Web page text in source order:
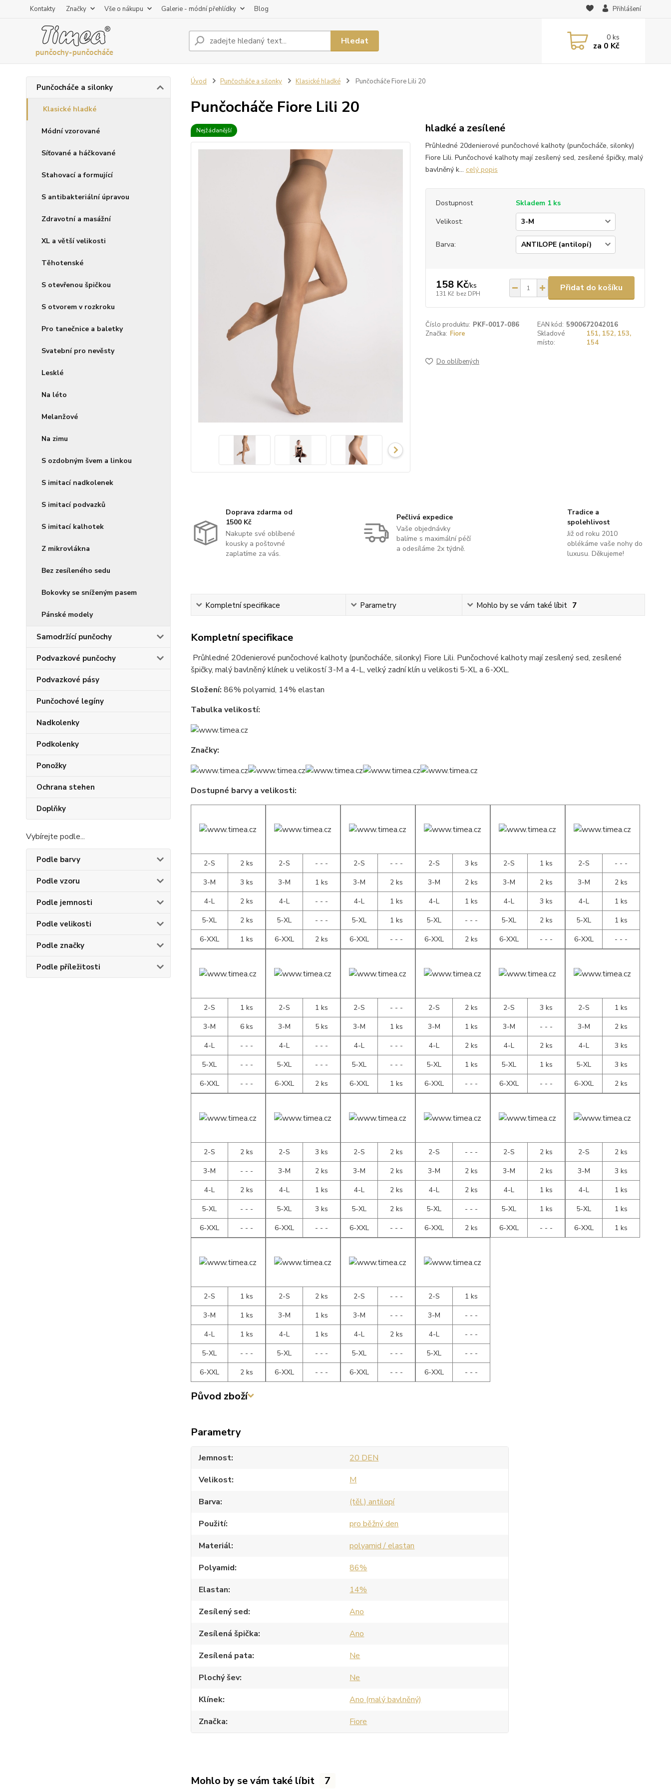
Kontakty Značky Vše o nákupu Galerie - módní přehlídky Blog Přihlášení
Hledat 0ks
za 0 Kč
Punčocháče a silonky
Klasické hladké
Módní vzorované
Síťované a háčkované
Stahovací a formující
S antibakteriální úpravou
Zdravotní a masážní
XL a větší velikosti
Těhotenské
S otevřenou špičkou
S otvorem v rozkroku
Pro tanečnice a baletky
Svatební pro nevěsty
Lesklé
Na léto
Melanžové
Na zimu
S ozdobným švem a linkou
S imitací nadkolenek
S imitací podvazků
S imitací kalhotek
Z mikrovlákna
Bez zesíleného sedu
Bokovky se sníženým pasem
Pánské modely
Samodržící punčochy
Podvazkové punčochy
Podvazkové pásy
Punčochové legíny
Nadkolenky
Podkolenky
Ponožky
Ochrana stehen
Doplňky
Vybírejte podle...
Podle barvy
Podle vzoru
Podle jemnosti
Podle velikosti
Podle značky
Podle příležitosti
Úvod Punčocháče a silonky Klasické hladké Punčocháče Fiore Lili 20
Punčocháče Fiore Lili 20
Nejžádanější hladké a zesílené
Průhledné 20denierové punčochové kalhoty (punčocháče, silonky)
Fiore Lili. Punčochové kalhoty mají zesílený sed, zesílené špičky, malý
bavlněný k... celý popis
Dostupnost
Skladem 1 ks
Velikost:
Barva:
158 Kč/ks
131 Kč bez DPH
Přidat do košíku
Číslo produktu: PKF-0017-086 EAN kód: 5900672042016
Značka: Fiore
Skladové
místo:
151, 152, 153,
154
Do oblíbených
Doprava zdarma od
1500 Kč
Nakupte své oblíbené
kousky a poštovné
zaplatíme za vás.
Pečlivá expedice
Vaše objednávky
balíme s maximální péčí
a odesíláme 2x týdně.
Tradice a
spolehlivost
Již od roku 2010
oblékáme vaše nohy do
luxusu. Děkujeme!
Kompletní specifikace Parametry Mohlo by se vám také líbit 7
Kompletní specifikace
Průhledné 20denierové punčochové kalhoty (punčocháče, silonky) Fiore Lili. Punčochové kalhoty mají zesílený sed, zesílené
špičky, malý bavlněný klínek u velikostí 3-M a 4-L, velký zadní klín u velikosti 5-XL a 6-XXL.
Složení: 86% polyamid, 14% elastan
Tabulka velikostí:
Značky:
Dostupné barvy a velikosti:
2-S
2 ks
3-M
3 ks
4-L
2 ks
5-XL
2 ks
6-XXL
1 ks
2-S
- - -
3-M
1 ks
4-L
- - -
5-XL
- - -
6-XXL
2 ks
2-S
- - -
3-M
2 ks
4-L
1 ks
5-XL
1 ks
6-XXL
- - -
2-S
3 ks
3-M
2 ks
4-L
1 ks
5-XL
- - -
6-XXL
2 ks
2-S
1 ks
3-M
2 ks
4-L
3 ks
5-XL
2 ks
6-XXL
- - -
2-S
- - -
3-M
2 ks
4-L
1 ks
5-XL
1 ks
6-XXL
- - -
2-S
1 ks
3-M
6 ks
4-L
- - -
5-XL
- - -
6-XXL
- - -
2-S
1 ks
3-M
5 ks
4-L
- - -
5-XL
- - -
6-XXL
2 ks
2-S
- - -
3-M
1 ks
4-L
- - -
5-XL
- - -
6-XXL
1 ks
2-S
2 ks
3-M
1 ks
4-L
2 ks
5-XL
1 ks
6-XXL
- - -
2-S
3 ks
3-M
- - -
4-L
2 ks
5-XL
1 ks
6-XXL
- - -
2-S
1 ks
3-M
2 ks
4-L
3 ks
5-XL
3 ks
6-XXL
2 ks
2-S
2 ks
3-M
- - -
4-L
2 ks
5-XL
- - -
6-XXL
- - -
2-S
3 ks
3-M
2 ks
4-L
1 ks
5-XL
3 ks
6-XXL
- - -
2-S
2 ks
3-M
2 ks
4-L
2 ks
5-XL
2 ks
6-XXL
- - -
2-S
- - -
3-M
2 ks
4-L
2 ks
5-XL
- - -
6-XXL
2 ks
2-S
2 ks
3-M
2 ks
4-L
1 ks
5-XL
1 ks
6-XXL
- - -
2-S
2 ks
3-M
3 ks
4-L
1 ks
5-XL
1 ks
6-XXL
1 ks
2-S
1 ks
3-M
1 ks
4-L
1 ks
5-XL
- - -
6-XXL
2 ks
2-S
2 ks
3-M
1 ks
4-L
1 ks
5-XL
- - -
6-XXL
- - -
2-S
- - -
3-M
- - -
4-L
2 ks
5-XL
- - -
6-XXL
- - -
2-S
1 ks
3-M
- - -
4-L
- - -
5-XL
- - -
6-XXL
- - -
Původ zboží
Parametry
Jemnost
20 DEN
Velikost
M
Barva
(těl.) antilopí
Použití
pro běžný den
Materiál
polyamid / elastan
Polyamid
86%
Elastan
14%
Zesílený sed
Ano
Zesílená špička
Ano
Zesílená pata
Ne
Plochý šev
Ne
Klínek
Ano (malý bavlněný)
Značka
Fiore
Mohlo by se vám také líbit 7